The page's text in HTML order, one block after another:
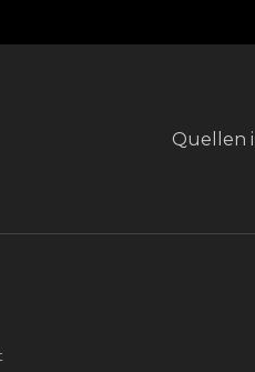
Primary
Quellen